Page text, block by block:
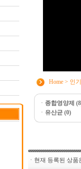
Home > 인
ㆍ 종합영양제
ㆍ 유산균 (0)
ㆍ현재 등록된 상품